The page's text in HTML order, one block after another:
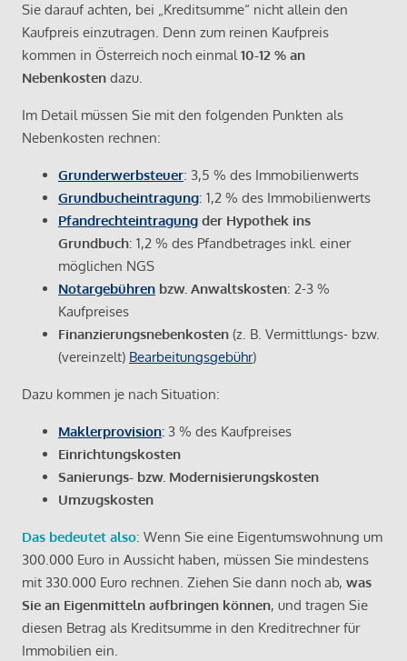
Sie darauf achten, bei „Kreditsumme“ nicht allein den
Kaufpreis einzutragen. Denn zum reinen Kaufpreis
kommen in Österreich noch einmal10-12 % an
Nebenkosten dazu.
Im Detail müssen Sie mit den folgenden Punkten als
Nebenkosten rechnen:
Grunderwerbsteuer: 3,5 % des Immobilienwerts
Grundbucheintragung: 1,2 % des Immobilienwerts
Pfandrechteintragung der Hypothek ins
Grundbuch: 1,2 % des Pfandbetrages inkl. einer
möglichen NGS
Notargebühren bzw. Anwaltskosten: 2-3 %
Kaufpreises
Finanzierungsnebenkosten (z. B. Vermittlungs- bzw.
(vereinzelt) Bearbeitungsgebühr)
Dazu kommen je nach Situation:
Maklerprovision: 3 % des Kaufpreises
Einrichtungskosten
Sanierungs- bzw. Modernisierungskosten
Umzugskosten
Das bedeutet also: Wenn Sie eine Eigentumswohnung um
300.000 Euro in Aussicht haben, müssen Sie mindestens
mit 330.000 Euro rechnen. Ziehen Sie dann noch ab, was
Sie an Eigenmitteln aufbringen können, und tragen Sie
diesen Betrag als Kreditsumme in den Kreditrechner für
Immobilien ein.